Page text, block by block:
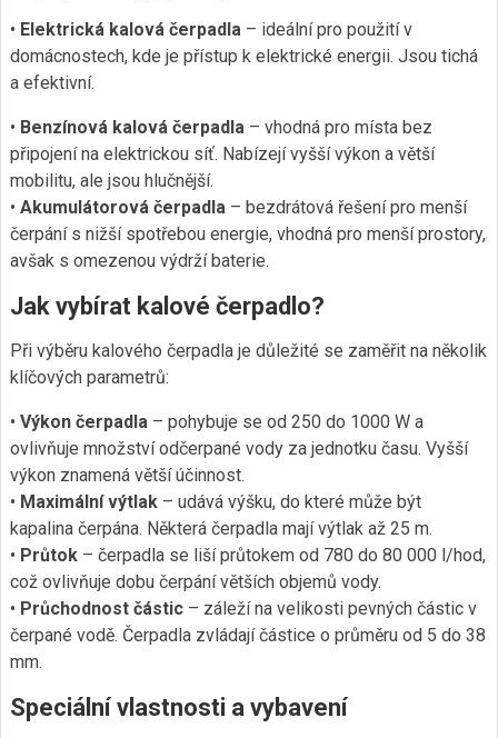
• Elektrická kalová čerpadla – ideální pro použití v
domácnostech, kde je přístup k elektrické energii. Jsou tichá
a efektivní.
• Benzínová kalová čerpadla – vhodná pro místa bez
připojení na elektrickou síť. Nabízejí vyšší výkon a větší
mobilitu, ale jsou hlučnější.
• Akumulátorová čerpadla – bezdrátová řešení pro menší
čerpání s nižší spotřebou energie, vhodná pro menší prostory,
avšak s omezenou výdrží baterie.
Jak vybírat kalové čerpadlo?
Při výběru kalového čerpadla je důležité se zaměřit na několik
klíčových parametrů:
• Výkon čerpadla – pohybuje se od 250 do 1000 W a
ovlivňuje množství odčerpané vody za jednotku času. Vyšší
výkon znamená větší účinnost.
• Maximální výtlak – udává výšku, do které může být
kapalina čerpána. Některá čerpadla mají výtlak až 25 m.
• Průtok – čerpadla se liší průtokem od 780 do 80 000 l/hod,
což ovlivňuje dobu čerpání větších objemů vody.
• Průchodnost částic – záleží na velikosti pevných částic v
čerpané vodě. Čerpadla zvládají částice o průměru od 5 do 38
mm.
Speciální vlastnosti a vybavení